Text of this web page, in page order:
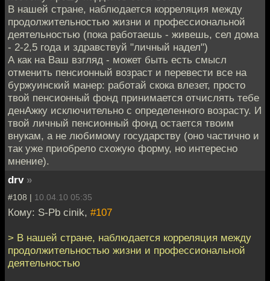
В нашей стране, наблюдается корреляция между
продолжительностью жизни и профессиональной
деятельностью (пока работаешь - живешь, сел дома
- 2-2,5 года и здравствуй "личный надел")
А как на Ваш взгляд - может быть есть смысл
отменить пенсионный возраст и перевести все на
буржуинский манер: работай скока влезет, просто
твой пенсионный фонд принимается отчислять тебе
денАжку исключительно с определенного возрасту. И
твой личный пенсионный фонд остается твоим
внукам, а не любимому государству (оно частично и
так уже приобрело схожую форму, но интересно
мнение).
drv »
#108 | 10.04.10 05:35
Кому: S-Pb cinik, #107
> В нашей стране, наблюдается корреляция между
продолжительностью жизни и профессиональной
деятельностью